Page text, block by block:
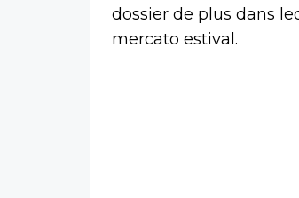
dossier de plus dans
mercato estival.